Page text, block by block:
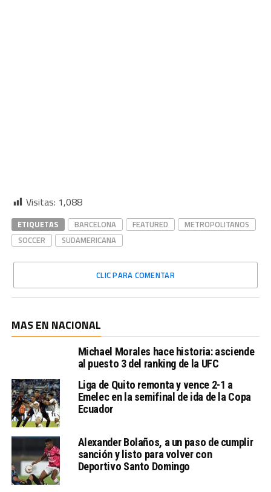
Visitas: 1,088
ETIQUETAS BARCELONA FEATURED
METROPOLITANOS
SOCCER
SUDAMERICANA
CLIC PARA COMENTAR
MAS EN NACIONAL
Michael Morales hace historia: asciende
al puesto 3 del ranking de la UFC
Liga de Quito remonta y vence 2-1 a
Emelec en la semifinal de ida de la Copa
Ecuador
Alexander Bolaños, a un paso de cumplir
sanción y listo para volver con
Deportivo Santo Domingo